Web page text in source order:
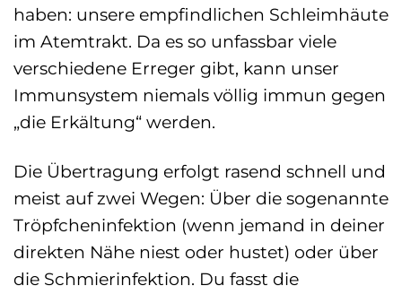
haben: unsere empfindlichen Schleimhäute
im Atemtrakt. Da es so unfassbar viele
verschiedene Erreger gibt, kann unser
Immunsystem niemals völlig immun gegen
„die Erkältung“ werden.
Die Übertragung erfolgt rasend schnell und
meist auf zwei Wegen: Über die sogenannte
Tröpfcheninfektion (wenn jemand in deiner
direkten Nähe niest oder hustet) oder über
die Schmierinfektion. Du fasst die